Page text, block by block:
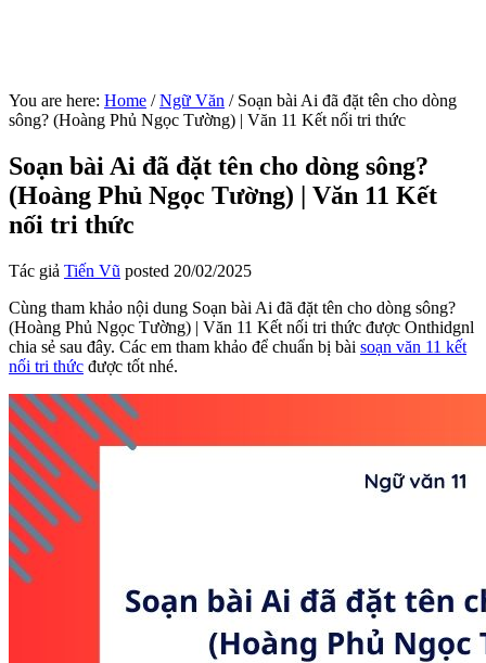
You are here: Home / Ngữ Văn /Soạn bài Ai đã đặt tên cho dòng
sông? (Hoàng Phủ Ngọc Tường) | Văn 11 Kết nối tri thức
Soạn bài Ai đã đặt tên cho dòng sông?
(Hoàng Phủ Ngọc Tường) | Văn 11 Kết
nối tri thức
Tác giả Tiến Vũ posted 20/02/2025
Cùng tham khảo nội dung Soạn bài Ai đã đặt tên cho dòng sông?
(Hoàng Phủ Ngọc Tường) | Văn 11 Kết nối tri thức được Onthidgnl
chia sẻ sau đây. Các em tham khảo để chuẩn bị bài soạn văn 11 kết
nối tri thức được tốt nhé.